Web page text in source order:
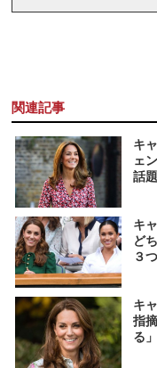
関連記事
キ
ェ
話
キ
ど
３
キ
指
る